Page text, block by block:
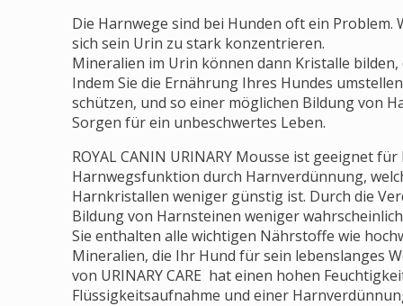
Die Harnwege sind bei Hunden oft ein
sich sein Urin zu stark konzentrieren.
Mineralien im Urin können dann Kristalle
Indem Sie die Ernährung Ihres Hundes
schützen, und so einer möglichen Bildung von
Sorgen für ein unbeschwertes Leben.
ROYAL CANIN URINARY Mousse ist geeignet
Harnwegsfunktion durch Harnverdünnung,
Harnkristallen weniger günstig ist. Durch die
Bildung von Harnsteinen weniger
Sie enthalten alle wichtigen Nährstoffe wie
Mineralien, die Ihr Hund für sein lebenslanges
von URINARY CARE hat einen hohen
Flüssigkeitsaufnahme und einer